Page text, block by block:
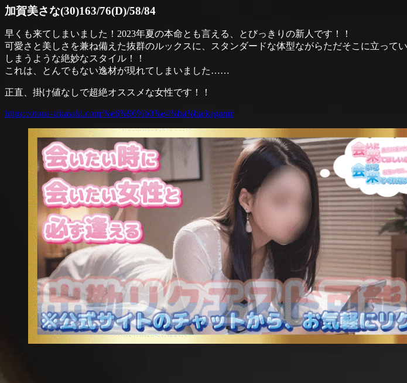
加賀美さな(30)163/76(D)/58/84
早くも来てしまいました！2023年夏の本命とも言える、とびっきりの新人です！！
可愛さと美しさを兼ね備えた抜群のルックスに、スタンダードな体型ながらただそこに立って
しまうような絶妙なスタイル！！
これは、とんでもない逸材が現れてしまいました……
正直、掛け値なしで超絶オススメな女性です！！
https://otona-takasaki.com/%e6%96%b0%e4%ba%ba/kagami/